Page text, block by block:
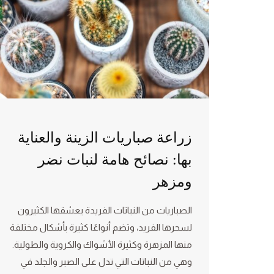
زراعة صباريات الزينة والعناية
بها: نصائح هامة لنبات نضر
ومزهر
الصباريات من النباتات الفريدة يعشقها الكثيرون
لسحرها الفريد، وتضم أنواعًا كثيرة بأشكال مختلفة
منها المزهرة وكثيرة الأشواك والكروية والطولية.
وهي من النباتات التي تدل على الصبر والجلد في